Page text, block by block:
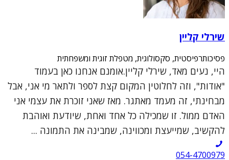
שירלי קליין
פסיכותרפיסטית, סקסולוגית, מטפלת זוגית ומשפחתית
היי, נעים מאד, שירלי קליין.אומנם אנחנו כאן בעמוד
"אודות", וזה לחלוטין המקום קצת לספר ולתאר מי אני, אבל
מבחינתי, זה מעמד מאתגר. מאז שאני זוכרת את עצמי אני
האדם ממול. זו שמכילה כל אחד ואחת, שיודעת ואוהבת
להקשיב, שמייעצת ומכווינה, שמבינה את התמונה ...
054-4700979